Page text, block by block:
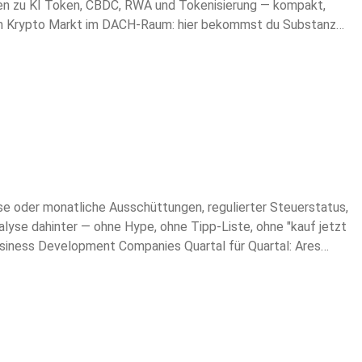
oder monatliche Ausschüttungen, regulierter Steuerstatus,
dahinter — ohne Hype, ohne Tipp-Liste, ohne "kauf jetzt
Development Companies Quartal für Quartal: Ares
Dividenden-Coverage und ob die ausgeschüttete
✅ BDC-Geschäftsmodell konkret erklärt —